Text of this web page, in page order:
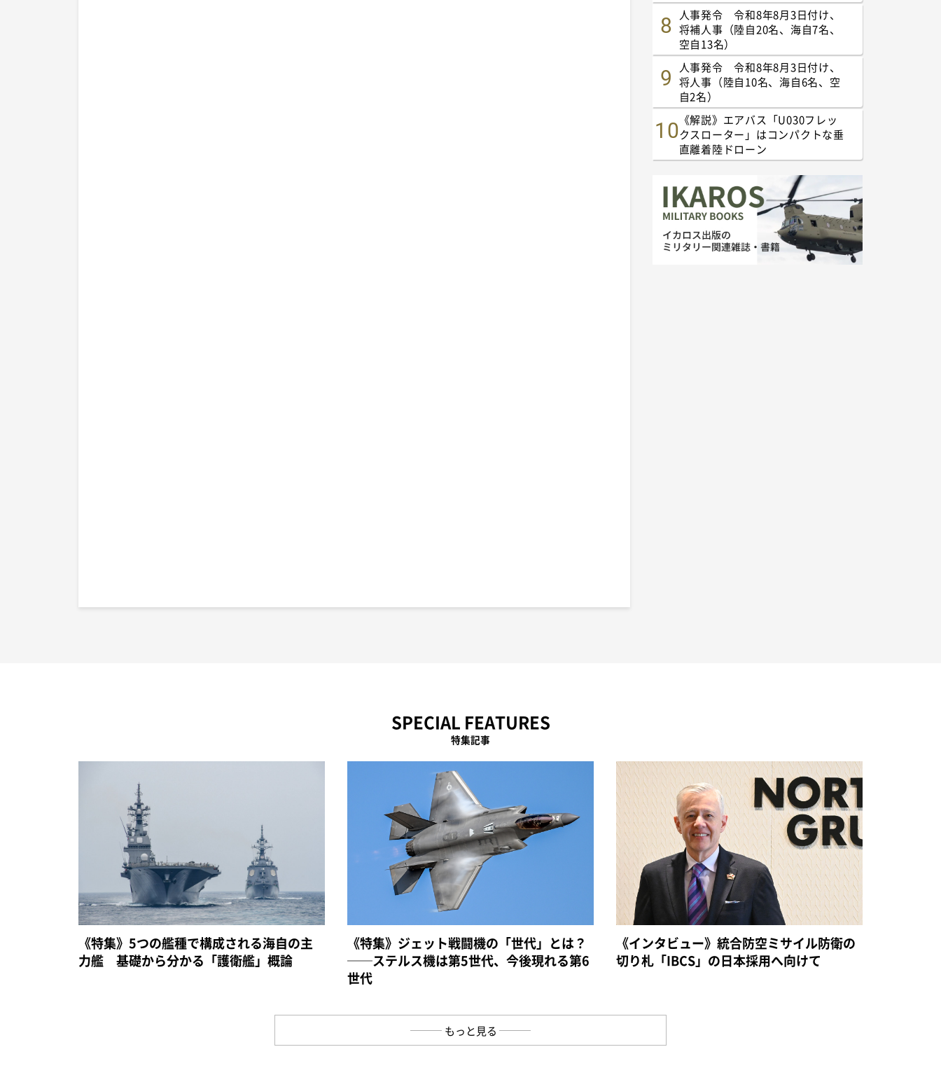
人事発令 令和8年8月3日付け、
将補人事（陸自20名、海自7名、
空自13名）
人事発令 令和8年8月3日付け、
将人事（陸自10名、海自6名、空
自2名）
《解説》エアバス「U030フレッ
クスローター」はコンパクトな垂
直離着陸ドローン
SPECIAL FEATURES
特集記事
《特集》5つの艦種で構成される海自の主
力艦 基礎から分かる「護衛艦」概論
《特集》ジェット戦闘機の「世代」とは？
──ステルス機は第5世代、今後現れる第6
世代
《インタビュー》統合防空ミサイル防衛の
切り札「IBCS」の日本採用へ向けて
もっと見る